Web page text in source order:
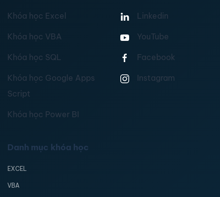
Khóa học Excel
Khóa học VBA
Khóa học SQL
Khóa học Google Apps
Script
Khóa học Power BI
Linkedin
YouTube
Facebook
Instagram
Danh mục khóa học
EXCEL
VBA